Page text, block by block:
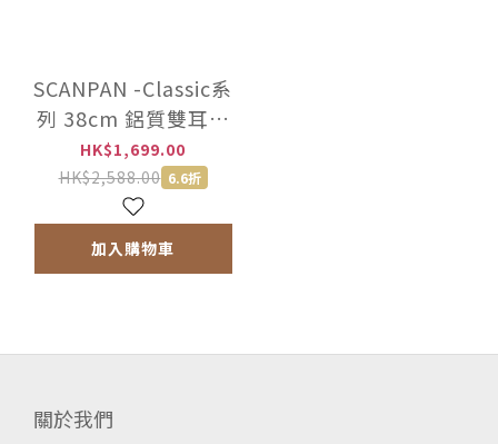
SCANPAN -Classic系
列 38cm 鋁質雙耳鑊
連網架及筷子
-38301200
HK$1,699.00
HK$2,588.00 6.6折
加入購物車
關於我們